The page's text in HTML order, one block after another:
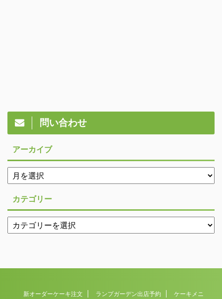
問い合わせ
アーカイブ
カテゴリー
新オーダーケーキ注文 ランプガーデン出店予約 ケーキメニ